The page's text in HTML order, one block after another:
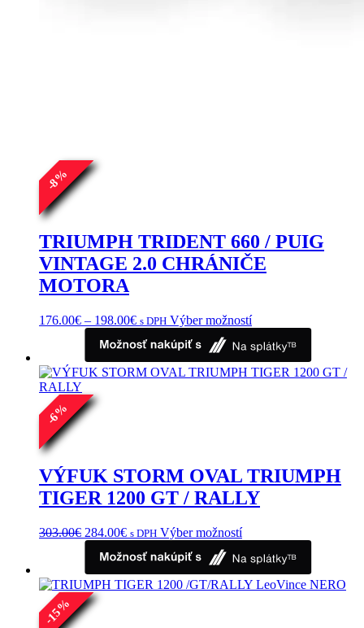
-
8
%
TRIUMPH TRIDENT 660 / PUIG
VINTAGE 2.0 CHRÁNIČE
MOTORA
176.00€ – 198.00€Price
176.00€
through
198.00€
s DPH Výber možnostíTento
má
viacero
variantov.
produktu.
-
6
%
VÝFUK STORM OVAL TRIUMPH
TIGER 1200 GT / RALLY
303.00€ Pôvodná
cena
bola:
303.00€.
284.00€Aktuálna
je:
284.00€.
s DPH Výber možnostíTento
má
viacero
variantov.
-
15
%